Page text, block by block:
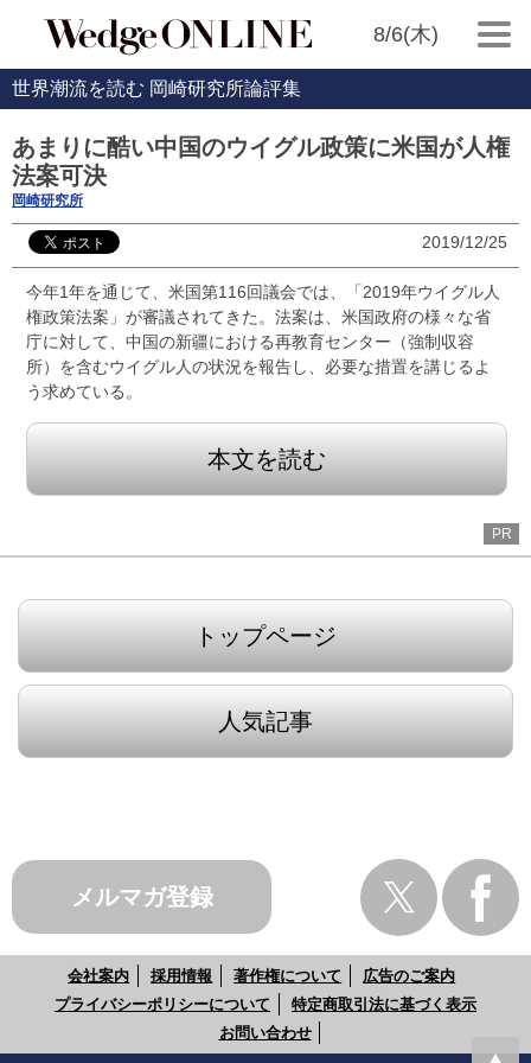
8/6(木)
世界潮流を読む 岡崎研究所論評集
あまりに酷い中国のウイグル政策に米国が人権
法案可決
岡崎研究所
2019/12/25
今年1年を通じて、米国第116回議会では、「2019年ウイグル人
権政策法案」が審議されてきた。法案は、米国政府の様々な省
庁に対して、中国の新疆における再教育センター（強制収容
所）を含むウイグル人の状況を報告し、必要な措置を講じるよ
う求めている。
本文を読む
PR
トップページ
人気記事
メルマガ登録
会社案内 採用情報 著作権について
広告のご案内
プライバシーポリシーについて
特定商取引法に基づく表示
お問い合わせ